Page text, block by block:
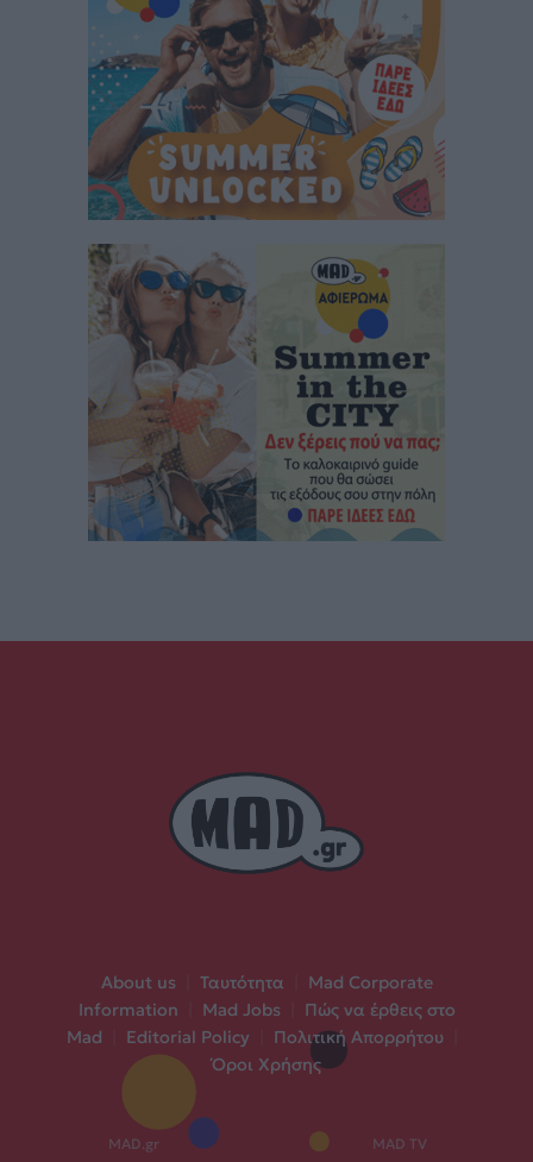
About us Ταυτότητα
Mad Corporate
Information
Mad Jobs
Πώς να έρθεις στο
Mad
Editorial Policy Πολιτική Απορρήτου
Όροι Χρήσης
MAD.gr MAD TV